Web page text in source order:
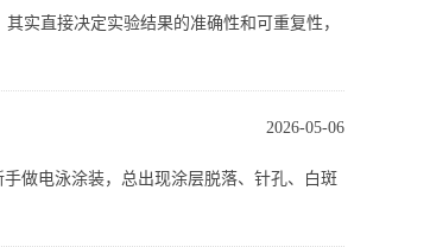
实直接决定实验结果的准确性和可重复性，
2026-05-06
做电泳涂装，总出现涂层脱落、针孔、白斑